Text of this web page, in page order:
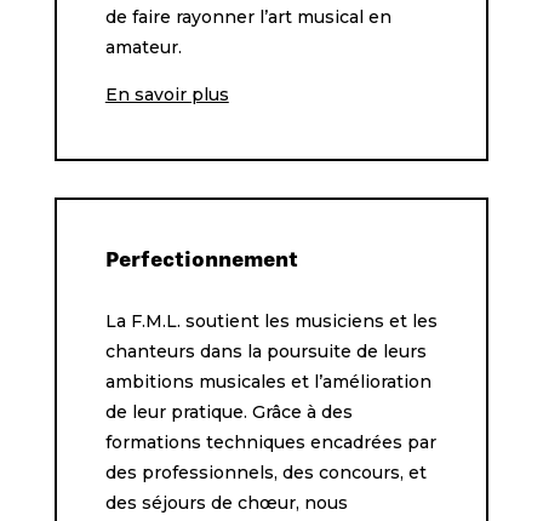
de faire rayonner l’art musical en
amateur.
En savoir plus
Perfectionnement
La F.M.L. soutient les musiciens et les
chanteurs dans la poursuite de leurs
ambitions musicales et l’amélioration
de leur pratique. Grâce à des
formations techniques encadrées par
des professionnels, des concours, et
des séjours de chœur, nous